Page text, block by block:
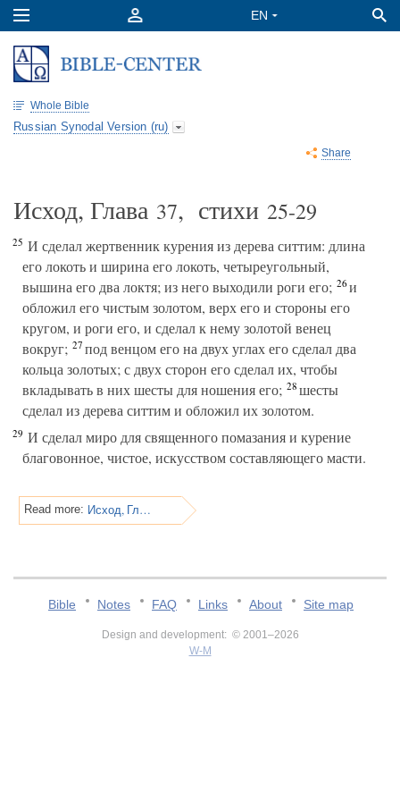
Whole Bible
Russian Synodal Version (ru)
Share
Исход, Глава 37, стихи 25-29
25 И сделал жертвенник курения из дерева ситтим: длина
его локоть и ширина его локоть, четыреугольный,
вышина его два локтя; из него выходили роги его; 26и
обложил его чистым золотом, верх его и стороны его
кругом, и роги его, и сделал к нему золотой венец
вокруг; 27под венцом его на двух углах его сделал два
кольца золотых; с двух сторон его сделал их, чтобы
вкладывать в них шесты для ношения его; 28шесты
сделал из дерева ситтим и обложил их золотом.
29 И сделал миро для священного помазания и курение
благовонное, чистое, искусством составляющего масти.
Read more: Исход, Глава 38
Bible Notes FAQ Links About Site map
Design and development: © 2001–2026
W-M